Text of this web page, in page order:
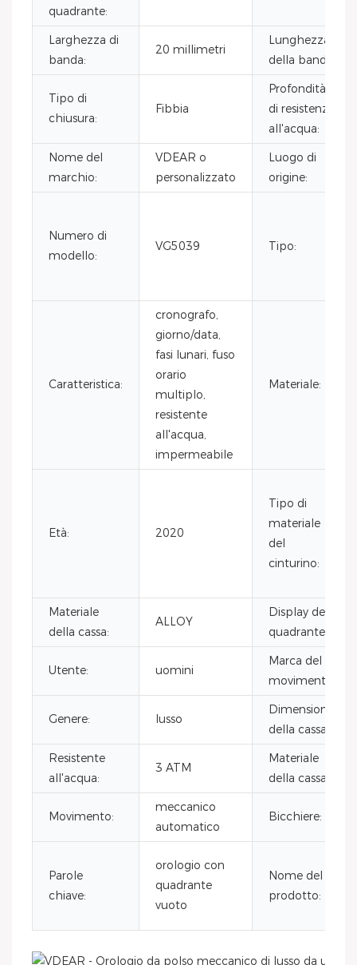
quadrante:
Larghezza di
banda:
20 millimetri
Lunghezza
della banda:
Tipo di
chiusura:
Fibbia
Profondità
di resistenza
all'acqua:
Nome del
marchio:
VDEAR o
personalizzato
Luogo di
origine:
Numero di
modello:
VG5039 Tipo:
Caratteristica:
cronografo,
giorno/data,
fasi lunari, fuso
orario
multiplo,
resistente
all'acqua,
impermeabile
Materiale:
Età: 2020
Tipo di
materiale
del
cinturino:
Materiale
della cassa:
ALLOY
Display del
quadrante:
Utente: uomini
Marca del
movimento:
Genere: lusso
Dimensioni
della cassa:
Resistente
all'acqua:
3 ATM
Materiale
della cassa:
Movimento:
meccanico
automatico
Bicchiere:
Parole
chiave:
orologio con
quadrante
vuoto
Nome del
prodotto: